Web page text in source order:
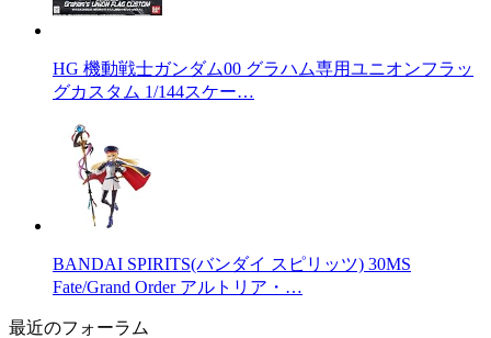
HG 機動戦士ガンダム00 グラハム専用ユニオンフラッ
グカスタム 1/144スケー…
BANDAI SPIRITS(バンダイ スピリッツ) 30MS
Fate/Grand Order アルトリア・…
最近のフォーラム